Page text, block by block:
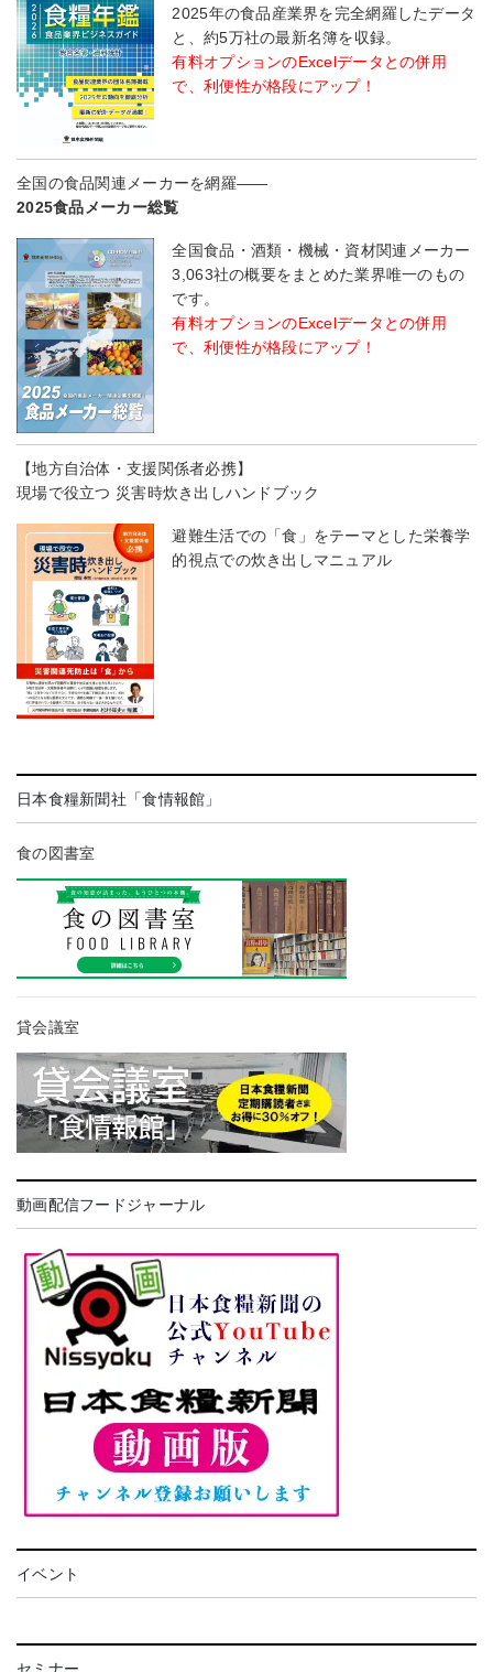
2025年の食品産業界を完全網羅したデータ
と、約5万社の最新名簿を収録。
有料オプションのExcelデータとの併用
で、利便性が格段にアップ！
全国の食品関連メーカーを網羅――
2025食品メーカー総覧
全国食品・酒類・機械・資材関連メーカー
3,063社の概要をまとめた業界唯一のもの
です。
有料オプションのExcelデータとの併用
で、利便性が格段にアップ！
【地方自治体・支援関係者必携】
現場で役立つ 災害時炊き出しハンドブック
避難生活での「食」をテーマとした栄養学
的視点での炊き出しマニュアル
日本食糧新聞社「食情報館」
食の図書室
貸会議室
動画配信フードジャーナル
イベント